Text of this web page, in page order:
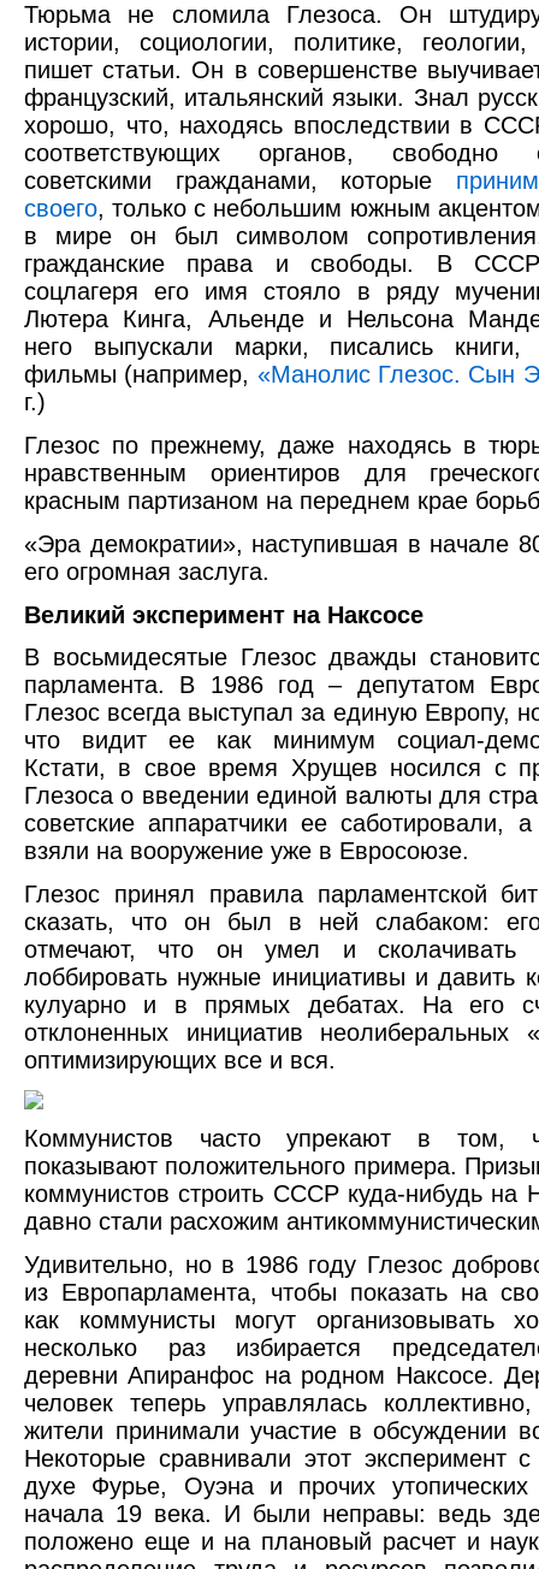
Тюрьма не сломила Глезоса. Он
истории, социологии, политике,
пишет статьи. Он в совершенстве
французский, итальянский языки. Знал
хорошо, что, находясь впоследствии в
соответствующих органов,
советскими гражданами, которые
своего, только с небольшим южным
в мире он был символом
гражданские права и свободы. В
соцлагеря его имя стояло в ряду
Лютера Кинга, Альенде и Нельсона
него выпускали марки, писались книги,
фильмы (например, «Манолис Глезос. Сын
г.)
Глезос по прежнему, даже находясь в
нравственным ориентиров для
красным партизаном на переднем крае
«Эра демократии», наступившая в начале
его огромная заслуга.
Великий эксперимент на Наксосе
В восьмидесятые Глезос дважды
парламента. В 1986 год – депутатом
Глезос всегда выступал за единую Европу,
что видит ее как минимум социал-
Кстати, в свое время Хрущев носился с
Глезоса о введении единой валюты для
советские аппаратчики ее саботировали,
взяли на вооружение уже в Евросоюзе.
Глезос принял правила парламентской
сказать, что он был в ней слабаком:
отмечают, что он умел и сколачивать
лоббировать нужные инициативы и давить
кулуарно и в прямых дебатах. На его
отклоненных инициатив неолиберальных
оптимизирующих все и вся.
Коммунистов часто упрекают в том,
показывают положительного примера.
коммунистов строить СССР куда-нибудь
давно стали расхожим
Удивительно, но в 1986 году Глезос
из Европарламента, чтобы показать на
как коммунисты могут организовывать
несколько раз избирается
деревни Апиранфос на родном Наксосе.
человек теперь управлялась
жители принимали участие в обсуждении
Некоторые сравнивали этот эксперимент
духе Фурье, Оуэна и прочих утопических
начала 19 века. И были неправы: ведь
положено еще и на плановый расчет и